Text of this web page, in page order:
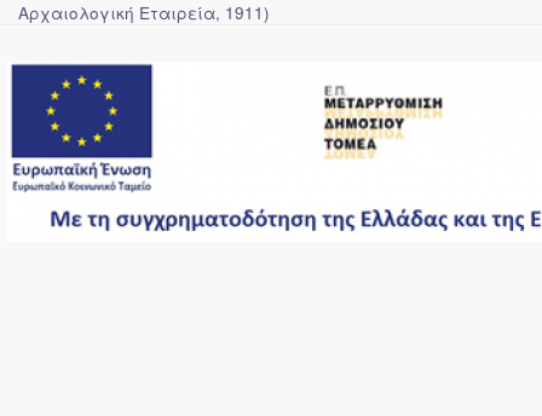
Αρχαιολογική Εταιρεία, 1911)